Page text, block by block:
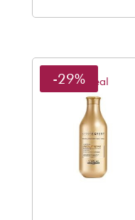
L'oreal
-29%